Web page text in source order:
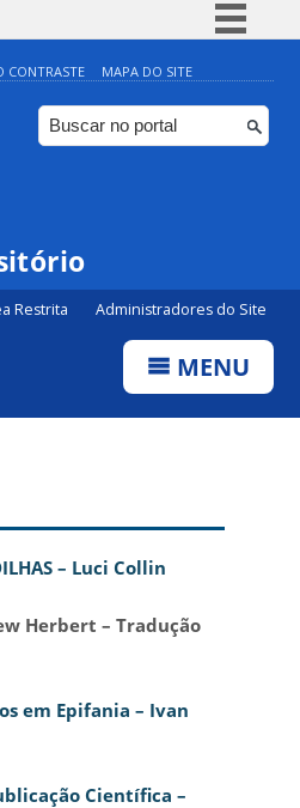
Simplifique!
Comunica BR
Participe
CONTRASTE MAPA DO SITE
Restrita Administradores do Site
MENU
– Luci Collin
Herbert – Tradução
em Epifania – Ivan
Científica –